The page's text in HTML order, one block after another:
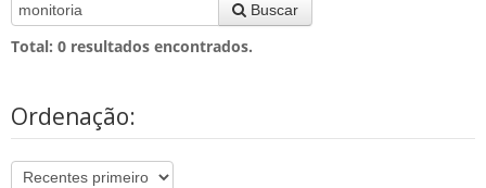
Buscar
Total: 0 resultados encontrados.
Ordenação: